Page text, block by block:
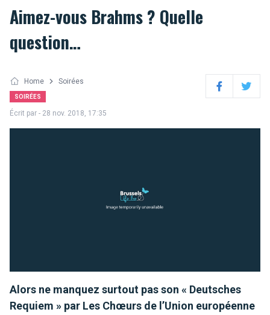
Aimez-vous Brahms ? Quelle
question…
Home Soirées
SOIRÉES FacebookTwitter
Écrit par - 28 nov. 2018, 17:35
Alors ne manquez surtout pas son « Deutsches
Requiem » par Les Chœurs de l’Union européenne